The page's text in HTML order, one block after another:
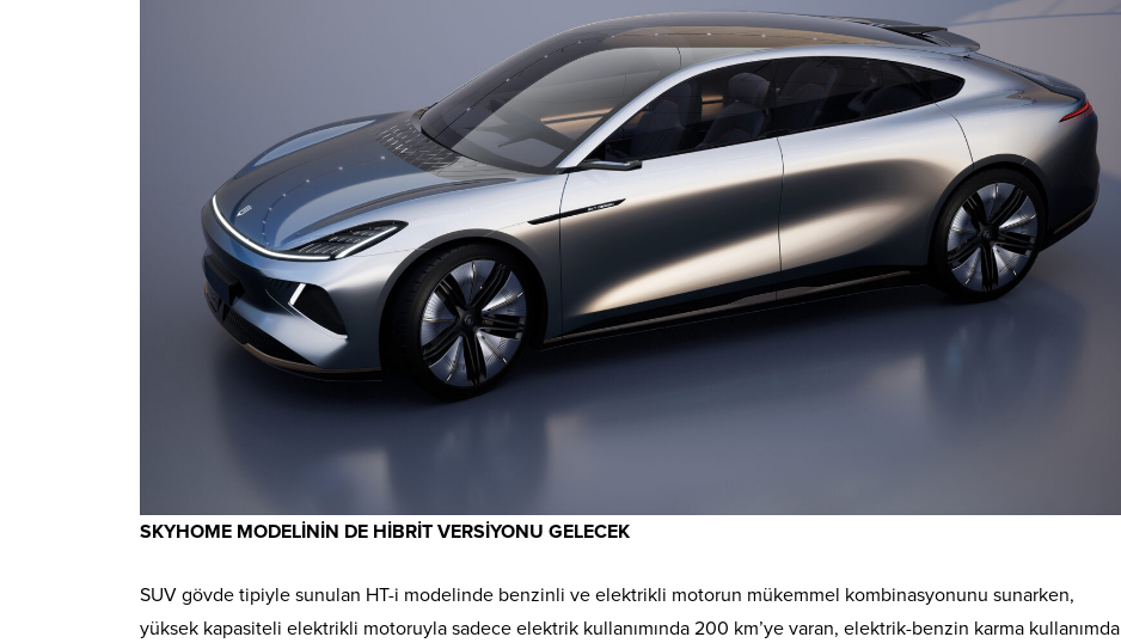
SKYHOME MODELİNİN DE HİBRİT VERSİYONU GELECEK
SUV gövde tipiyle sunulan HT-i modelinde benzinli ve elektrikli motorun mükemmel kombinasyonunu sunarken,
yüksek kapasiteli elektrikli motoruyla sadece elektrik kullanımında 200 km’ye varan, elektrik-benzin karma kullanımda